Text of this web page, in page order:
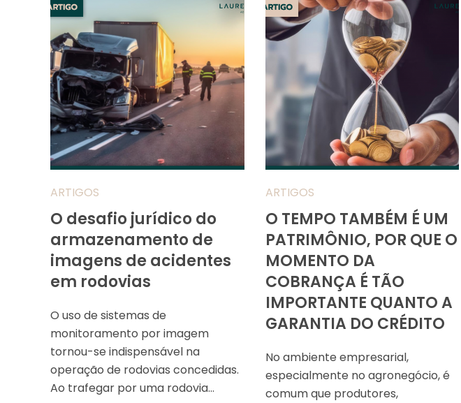
ARTIGOS
O desafio jurídico do
armazenamento de
imagens de acidentes
em rodovias
O uso de sistemas de
monitoramento por imagem
tornou-se indispensável na
operação de rodovias concedidas.
Ao trafegar por uma rodovia…
ARTIGOS
O TEMPO TAMBÉM É UM
PATRIMÔNIO, POR QUE O
MOMENTO DA
COBRANÇA É TÃO
IMPORTANTE QUANTO A
GARANTIA DO CRÉDITO
No ambiente empresarial,
especialmente no agronegócio, é
comum que produtores,